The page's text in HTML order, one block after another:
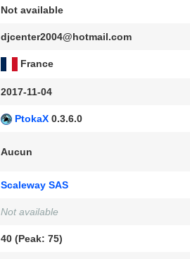
Not available
djcenter2004@hotmail.com
France
2017-11-04
PtokaX 0.3.6.0
Aucun
Scaleway SAS
Not available
40 (Peak: 75)